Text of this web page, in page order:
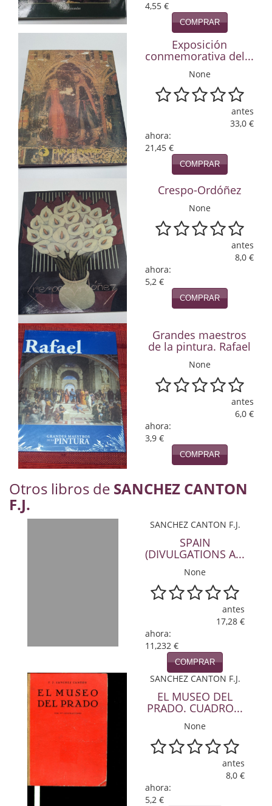
Guerra Civil Española
historia
Infantil y juvenil
Infantil y juvenil. Nuevo!!
Infantil y juvenil. Nuevo!!!
Literatura fantástica
Literatura hispanoamericana
Local
Mafia y espionaje
Matemáticas
Medicina
Música
Naturaleza
Novela Extranjera
Novela fantástica
Novela histórica
Novela negra
Novela romántica
Psicología. Educación
Religión
Segunda Guerra Mundial
Sobre Madrid
4,55 €
COMPRAR
Exposición
conmemorativa del...
None
antes
33,0 €
ahora:
21,45 €
COMPRAR
Crespo-Ordóñez
None
antes
8,0 €
ahora:
5,2 €
COMPRAR
Grandes maestros
de la pintura. Rafael
None
antes
6,0 €
ahora:
3,9 €
COMPRAR
Otros libros de SANCHEZ CANTON
F.J.
SANCHEZ CANTON F.J.
SPAIN
(DIVULGATIONS A...
None
antes
17,28 €
ahora:
11,232 €
COMPRAR
SANCHEZ CANTON F.J.
EL MUSEO DEL
PRADO. CUADRO...
None
antes
8,0 €
ahora:
5,2 €